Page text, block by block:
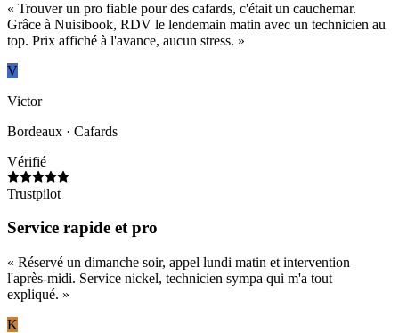
« Trouver un pro fiable pour des cafards, c'était un cauchemar.
Grâce à Nuisibook, RDV le lendemain matin avec un technicien au
top. Prix affiché à l'avance, aucun stress. »
V
Victor
Bordeaux · Cafards
Vérifié
Trustpilot
Service rapide et pro
« Réservé un dimanche soir, appel lundi matin et intervention
l'après-midi. Service nickel, technicien sympa qui m'a tout
expliqué. »
K